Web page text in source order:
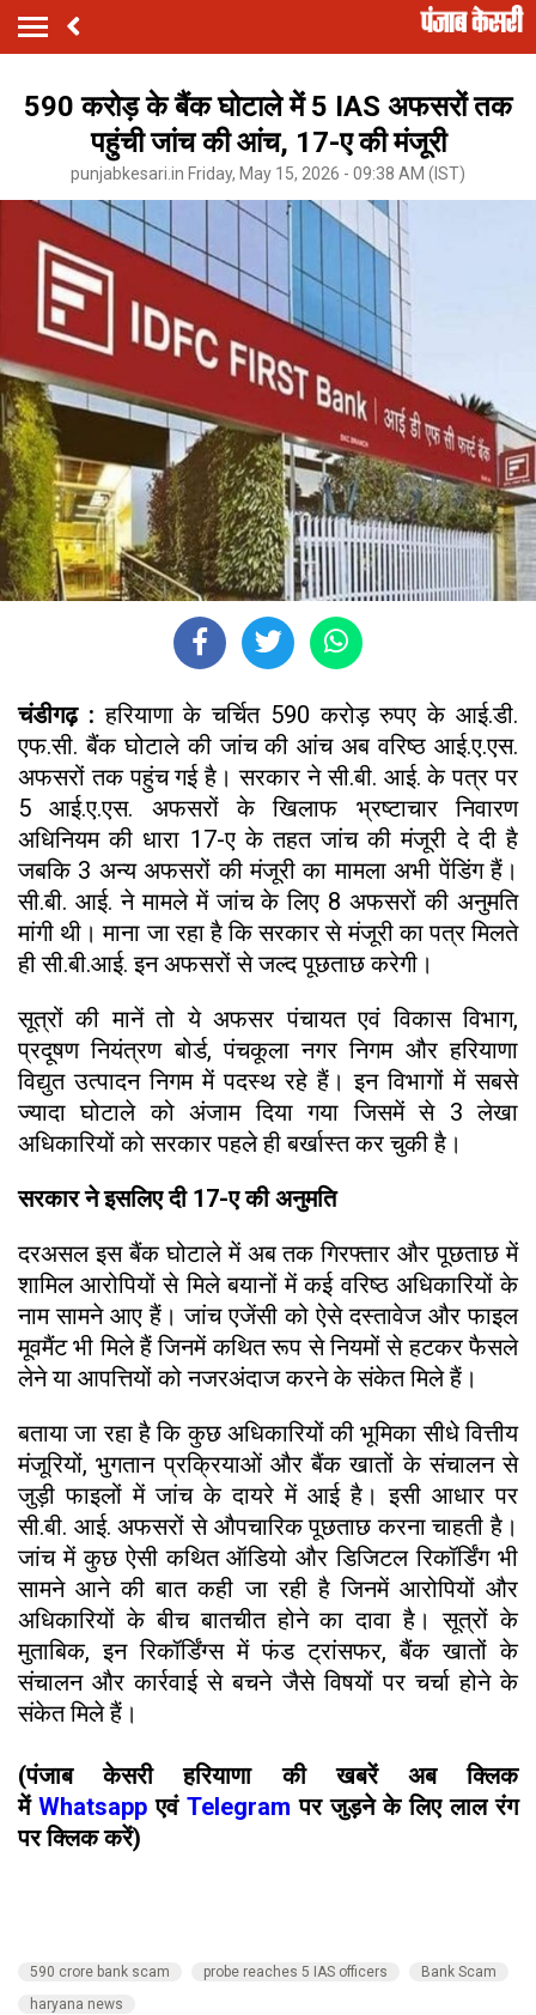
590 करोड़ के बैंक घोटाले में 5 IAS अफसरों तक
पहुंची जांच की आंच, 17-ए की मंजूरी
punjabkesari.in Friday, May 15, 2026 - 09:38 AM (IST)
चंडीगढ़ :हरियाणा के चर्चित 590 करोड़ रुपए के आई.डी.
एफ.सी. बैंक घोटाले की जांच की आंच अब वरिष्ठ आई.ए.एस.
अफसरों तक पहुंच गई है। सरकार ने सी.बी. आई. के पत्र पर
5 आई.ए.एस. अफसरों के खिलाफ भ्रष्टाचार निवारण
अधिनियम की धारा 17-ए के तहत जांच की मंजूरी दे दी है
जबकि 3 अन्य अफसरों की मंजूरी का मामला अभी पेंडिंग हैं।
सी.बी. आई. ने मामले में जांच के लिए 8 अफसरों की अनुमति
मांगी थी। माना जा रहा है कि सरकार से मंजूरी का पत्र मिलते
ही सी.बी.आई. इन अफसरों से जल्द पूछताछ करेगी।
सूत्रों की मानें तो ये अफसर पंचायत एवं विकास विभाग,
प्रदूषण नियंत्रण बोर्ड, पंचकूला नगर निगम और हरियाणा
विद्युत उत्पादन निगम में पदस्थ रहे हैं। इन विभागों में सबसे
ज्यादा घोटाले को अंजाम दिया गया जिसमें से 3 लेखा
अधिकारियों को सरकार पहले ही बर्खास्त कर चुकी है।
सरकार ने इसलिए दी 17-ए की अनुमति
दरअसल इस बैंक घोटाले में अब तक गिरफ्तार और पूछताछ में
शामिल आरोपियों से मिले बयानों में कई वरिष्ठ अधिकारियों के
नाम सामने आए हैं। जांच एजेंसी को ऐसे दस्तावेज और फाइल
मूवमैंट भी मिले हैं जिनमें कथित रूप से नियमों से हटकर फैसले
लेने या आपत्तियों को नजरअंदाज करने के संकेत मिले हैं।
बताया जा रहा है कि कुछ अधिकारियों की भूमिका सीधे वित्तीय
मंजूरियों, भुगतान प्रक्रियाओं और बैंक खातों के संचालन से
जुड़ी फाइलों में जांच के दायरे में आई है। इसी आधार पर
सी.बी. आई. अफसरों से औपचारिक पूछताछ करना चाहती है।
जांच में कुछ ऐसी कथित ऑडियो और डिजिटल रिकॉर्डिंग भी
सामने आने की बात कही जा रही है जिनमें आरोपियों और
अधिकारियों के बीच बातचीत होने का दावा है। सूत्रों के
मुताबिक, इन रिकॉर्डिंग्स में फंड ट्रांसफर, बैंक खातों के
संचालन और कार्रवाई से बचने जैसे विषयों पर चर्चा होने के
संकेत मिले हैं।
(पंजाब केसरी हरियाणा की खबरें अब क्लिक
में Whatsappएवं Telegram पर जुड़ने के लिए लाल रंग
पर क्लिक करें)
590 crore bank scam probe reaches 5 IAS officers
Bank Scam
haryana news